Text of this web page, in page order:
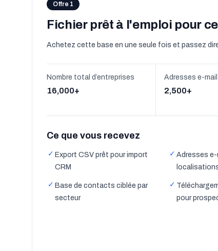
Offre 1
Fichier prêt à l'emploi pour
Achetez cette base en une seule fois et passez
Nombre total d’entreprises
16,000+
Adresses e-
2,500+
Ce que vous recevez
✓ Export CSV prêt pour import
CRM
✓ Adresses
✓ Base de contacts ciblée par
secteur
✓
pour